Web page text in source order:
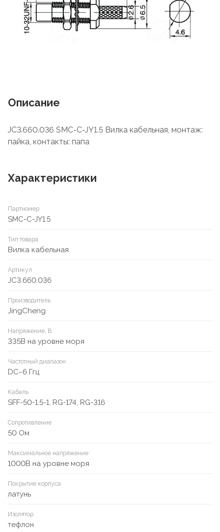
Описание
JC3.660.036 SMC-C-JY1.5 Вилка кабельная, монтаж:
пайка, контакты: папа
Характеристики
Партномер
SMC-C-JY1.5
Тип товара
Вилка кабельная
Артикул
JC3.660.036
Производитель
JingCheng
Напряжение, В
335В на уровне моря
Частотный диапазон
DC~6 Ггц
Кабель
SFF-50-1.5-1, RG-174, RG-316
Сопротивление
50 Ом
Максимальное напряжение
1000В на уровне моря
Покрытие корпуса
латунь
Изолятор
тефлон